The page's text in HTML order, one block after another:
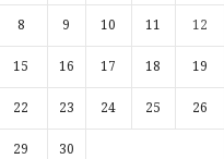
8 9 10 11 12
15 16 17 18 19
22 23 24 25 26
29 30